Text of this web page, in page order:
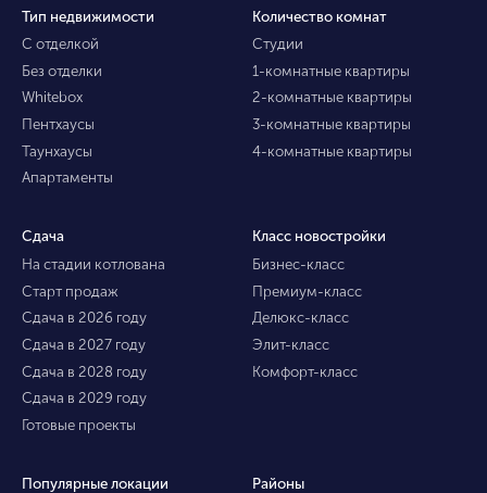
Тип недвижимости
С отделкой
Без отделки
Whitebox
Пентхаусы
Таунхаусы
Апартаменты
Количество комнат
Студии
1-комнатные квартиры
2-комнатные квартиры
3-комнатные квартиры
4-комнатные квартиры
Сдача
На стадии котлована
Старт продаж
Сдача в 2026 году
Сдача в 2027 году
Сдача в 2028 году
Сдача в 2029 году
Готовые проекты
Класс новостройки
Бизнес-класс
Премиум-класс
Делюкс-класс
Элит-класс
Комфорт-класс
Популярные локации
Районы